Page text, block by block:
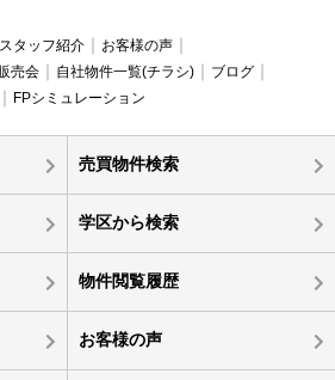
スタッフ紹介
お客様の声
売会 自社物件一覧(チラシ)
ブログ
FPシミュレーション
売買物件検索
学区から検索
物件閲覧履歴
お客様の声